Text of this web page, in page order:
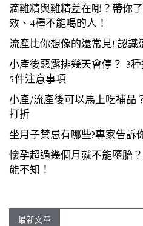
滴雞精與雞精差在哪？帶你
效、4種不能喝的人！
流產比你想像的還常見! 認
小產後惡露排幾天會停？ 3
5件注意事項
小產/流產後可以馬上吃補品
打折
坐月子禁忌有哪些?專家告訴
懷孕超過幾個月就不能墮胎
能不知！
最新文章